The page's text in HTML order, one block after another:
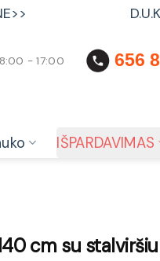
D.U.K
- 17:00 656
IŠPARDAVIMAS
cm su stalviršiu